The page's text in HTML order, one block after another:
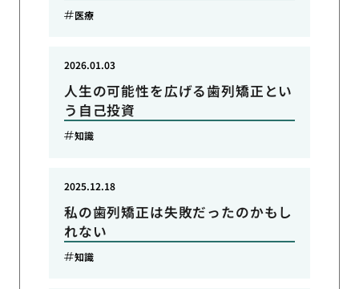
医療
人生の可能性を広げる歯列矯正とい
う自己投資
2026.01.03
知識
私の歯列矯正は失敗だったのかもし
れない
2025.12.18
知識